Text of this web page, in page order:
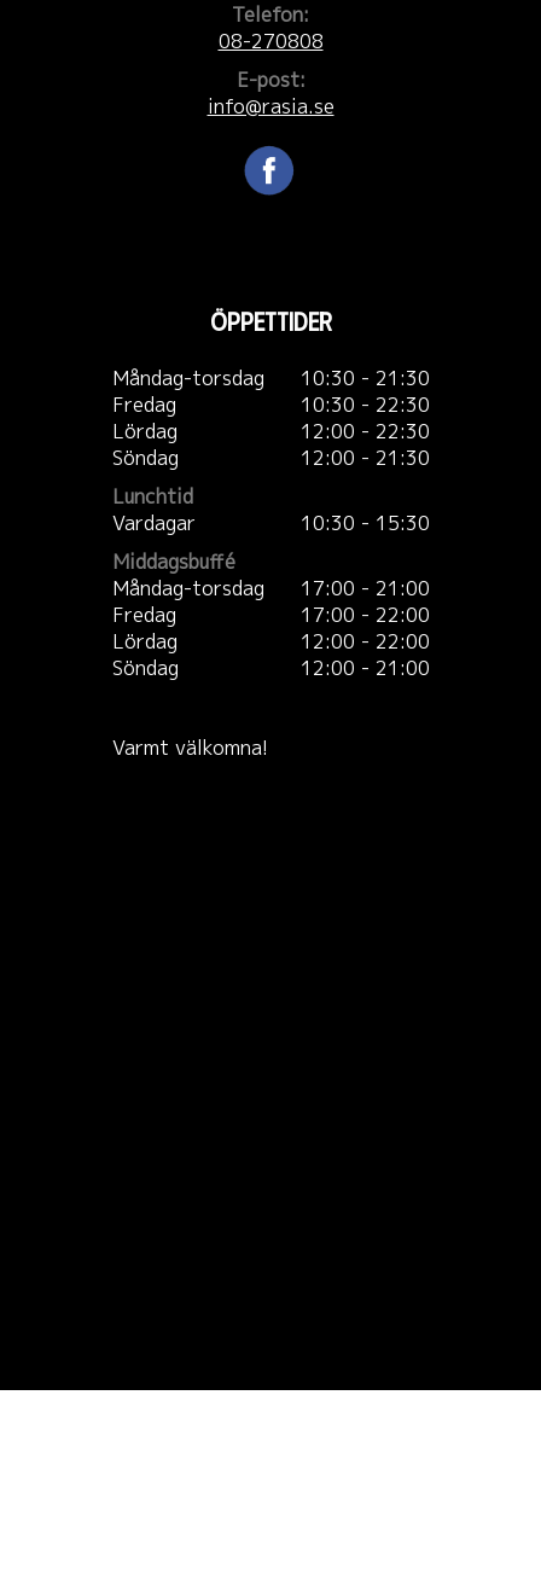
Telefon:
08-270808
E-post:
info@rasia.se
Öppettider
Måndag-torsdag
10:30 - 21:30
Fredag
10:30 - 22:30
Lördag
12:00 - 22:30
Söndag
12:00 - 21:30
Lunchtid
Vardagar
10:30 - 15:30
Middagsbuffé
Måndag-torsdag
17:00 - 21:00
Fredag
17:00 - 22:00
Lördag
12:00 - 22:00
Söndag
12:00 - 21:00
Varmt välkomna!